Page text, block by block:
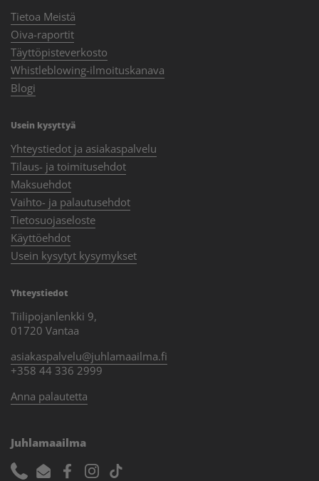
Tietoa Meistä
Oiva-raportit
Täyttöpisteverkosto
Whistleblowing-ilmoituskanava
Blogi
Usein kysyttyä
Yhteystiedot ja asiakaspalvelu
Tilaus- ja toimitusehdot
Maksuehdot
Vaihto- ja palautusehdot
Tietosuojaseloste
Käyttöehdot
Usein kysytyt kysymykset
Yhteystiedot
Tiilipojanlenkki 9,
01720 Vantaa
asiakaspalvelu@juhlamaailma.fi
+358 44 336 2999
Anna palautetta
Juhlamaailma
PhoneEmailFacebook
Instagram
TikTok